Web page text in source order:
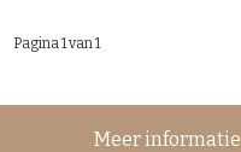
Pagina 1 van 1
Meer informatie